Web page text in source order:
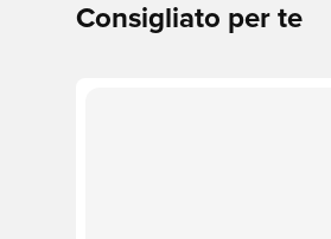
Consigliato per te